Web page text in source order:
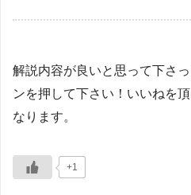
解説内容が良いと思って下さ
ンを押して下さい！いいねを
なります。
+1